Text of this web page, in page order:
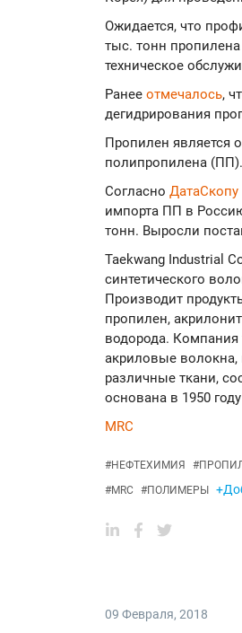
Ожидается, что
тыс. тонн пропилена
техническое
Ранее отмечалось,
дегидрирования
Пропилен является
полипропилена (ПП).
Согласно ДатаСкопу
импорта ПП в
тонн. Выросли
Taekwang Industrial
синтетического
Производит
пропилен,
водорода.
акриловые волокна,
различные ткани,
основана в 1950
MRC
#НЕФТЕХИМИЯ #
#MRC #ПОЛИМЕРЫ
09 Февраля, 2018